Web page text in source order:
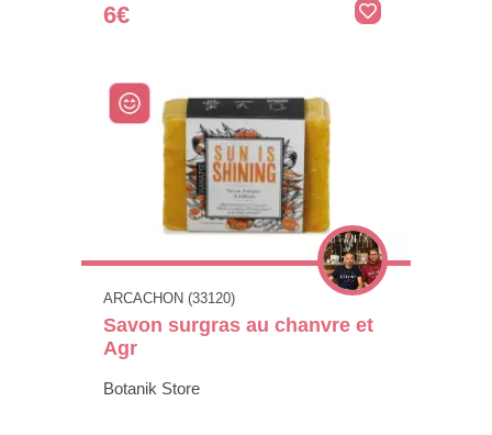
6€
ARCACHON (33120)
Savon surgras au chanvre et
Agr
Botanik Store